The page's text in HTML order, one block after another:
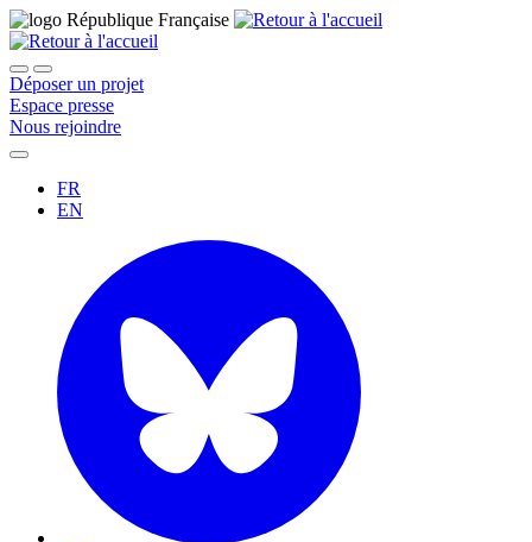
Déposer un projet
Espace presse
Nous rejoindre
FR
EN